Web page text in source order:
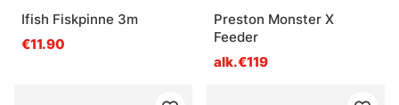
Ifish Fiskpinne 3m
€11.90
Preston Monster X
Feeder
alk.€119